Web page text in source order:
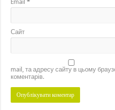
Email*
Сайт
mail, та адресу сайту в цьому
коментарів.